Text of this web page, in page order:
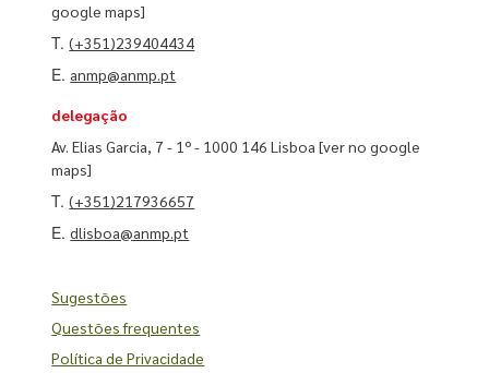
google maps]
T.(+351)239404434
E. anmp@anmp.pt
delegação
Av. Elias Garcia, 7 - 1º - 1000 146 Lisboa[ver no google
maps]
T.(+351)217936657
E.dlisboa@anmp.pt
Sugestões
Questões frequentes
Política de Privacidade